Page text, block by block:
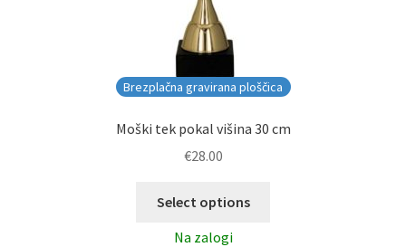
Brezplačna gravirana ploščica
Moški tek pokal višina 30 cm
€28.00
Select options
Na zalogi